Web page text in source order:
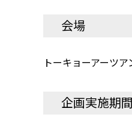
会場
トーキョーアーツ
企画実施期間